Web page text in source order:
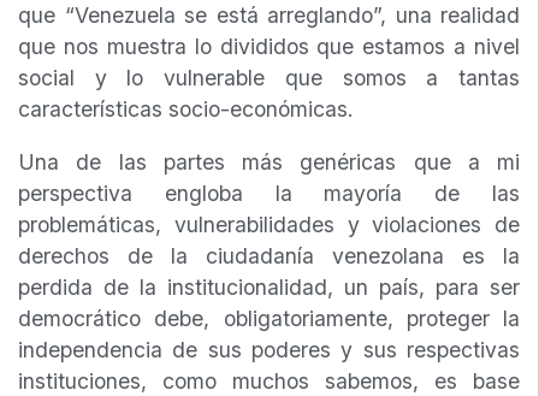
que “Venezuela se está arreglando”, una realidad
que nos muestra lo divididos que estamos a nivel
social y lo vulnerable que somos a tantas
características socio-económicas.
Una de las partes más genéricas que a mi
perspectiva engloba la mayoría de las
problemáticas, vulnerabilidades y violaciones de
derechos de la ciudadanía venezolana es la
perdida de la institucionalidad, un país, para ser
democrático debe, obligatoriamente, proteger la
independencia de sus poderes y sus respectivas
instituciones, como muchos sabemos, es base